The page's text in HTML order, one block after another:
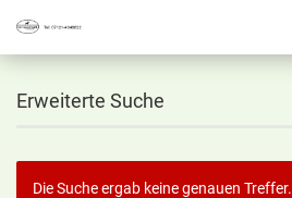
Erweiterte Suche
Die Suche ergab keine genauen Treffer.